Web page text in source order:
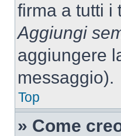
firma a tutti i
Aggiungi
aggiungere
messaggio).
Top
» Come